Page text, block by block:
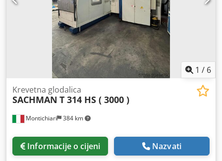
1 / 6
Montichiari 384 km
Krevetna glodalica
SACHMAN T 314 HS ( 3000 )
Informacije o cijeni Nazvati